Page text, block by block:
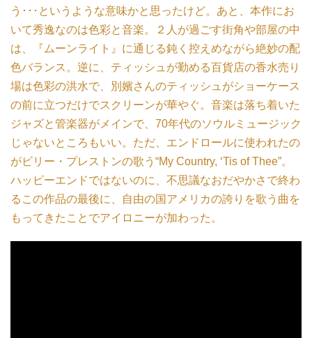
う･･･というような意味かと思ったけど。あと、本作にお
いて秀逸なのは色彩と音楽。２人が過ごす街角や部屋の中
は、『ムーンライト』に通じる鈍く控えめながら絶妙の配
色バランス。逆に、ティッシュが勤める百貨店の香水売り
場は色彩の洪水で、別嬪さんのティッシュがショーケース
の前に立つだけでスクリーンが華やぐ。音楽は落ち着いた
ジャズと管楽器がメインで、70年代のソウルミュージック
じゃないところもいい。ただ、エンドロールに使われたの
がビリー・プレストンの歌う“My Country, ‘Tis of Thee”。
ハッピーエンドではないのに、不思議なおだやかさで終わ
るこの作品の最後に、自由の国アメリカの誇りを歌う曲を
もってきたことでアイロニーが加わった。